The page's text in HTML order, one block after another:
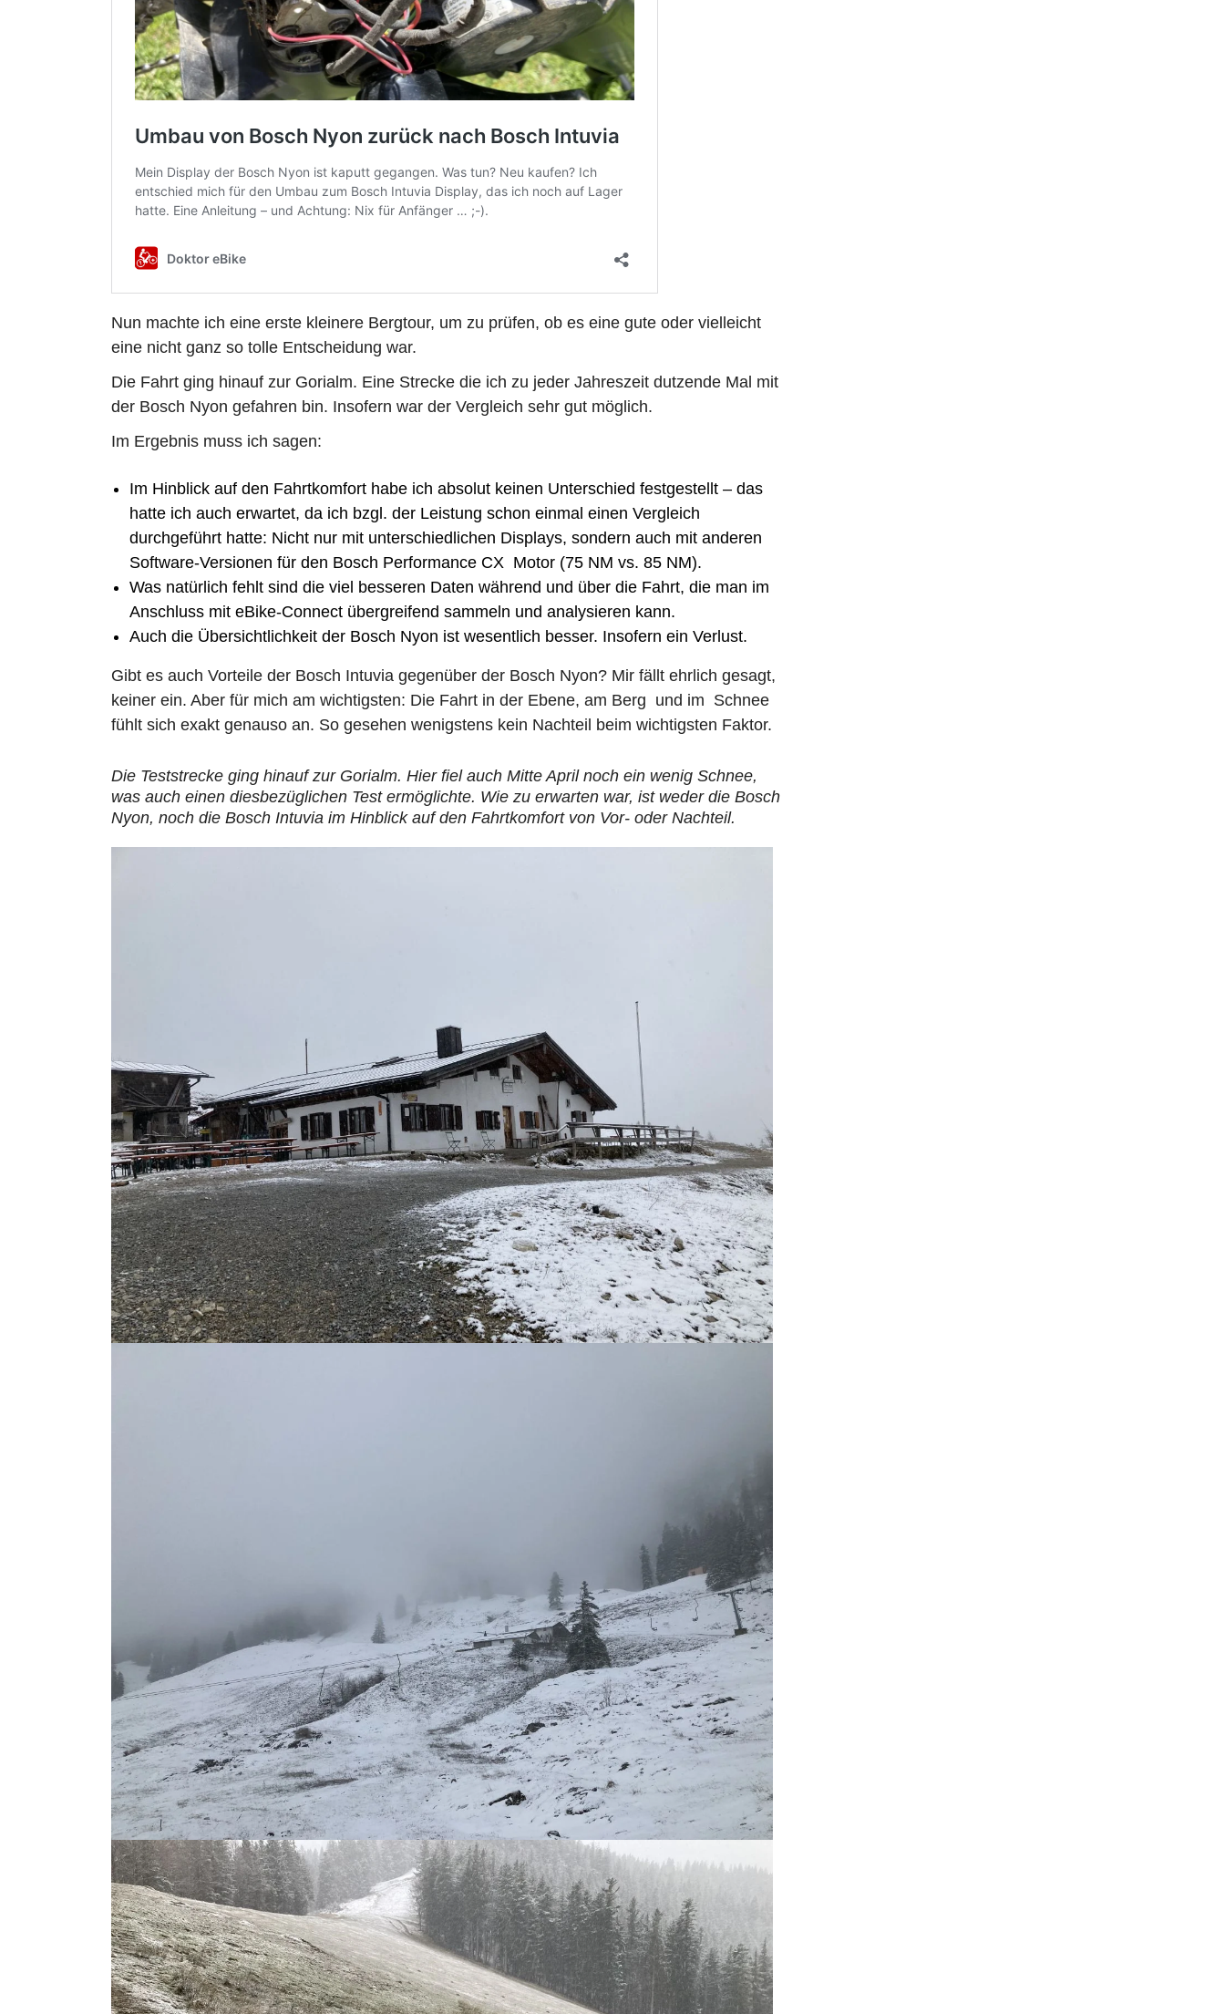
Nun machte ich eine erste kleinere Bergtour, um zu prüfen, ob es eine gute oder vielleicht
eine nicht ganz so tolle Entscheidung war.
Die Fahrt ging hinauf zur Gorialm. Eine Strecke die ich zu jeder Jahreszeit dutzende Mal mit
der Bosch Nyon gefahren bin. Insofern war der Vergleich sehr gut möglich.
Im Ergebnis muss ich sagen:
Im Hinblick auf den Fahrtkomfort habe ich absolut keinen Unterschied festgestellt – das
hatte ich auch erwartet, da ich bzgl. der Leistung schon einmal einen Vergleich
durchgeführt hatte: Nicht nur mit unterschiedlichen Displays, sondern auch mit anderen
Software-Versionen für den Bosch Performance CX Motor (75 NM vs. 85 NM).
Was natürlich fehlt sind die viel besseren Daten während und über die Fahrt, die man im
Anschluss mit eBike-Connect übergreifend sammeln und analysieren kann.
Auch die Übersichtlichkeit der Bosch Nyon ist wesentlich besser. Insofern ein Verlust.
Gibt es auch Vorteile der Bosch Intuvia gegenüber der Bosch Nyon? Mir fällt ehrlich gesagt,
keiner ein. Aber für mich am wichtigsten: Die Fahrt in der Ebene, am Berg und im Schnee
fühlt sich exakt genauso an. So gesehen wenigstens kein Nachteil beim wichtigsten Faktor.
Die Teststrecke ging hinauf zur Gorialm. Hier fiel auch Mitte April noch ein wenig Schnee,
was auch einen diesbezüglichen Test ermöglichte. Wie zu erwarten war, ist weder die Bosch
Nyon, noch die Bosch Intuvia im Hinblick auf den Fahrtkomfort von Vor- oder Nachteil.